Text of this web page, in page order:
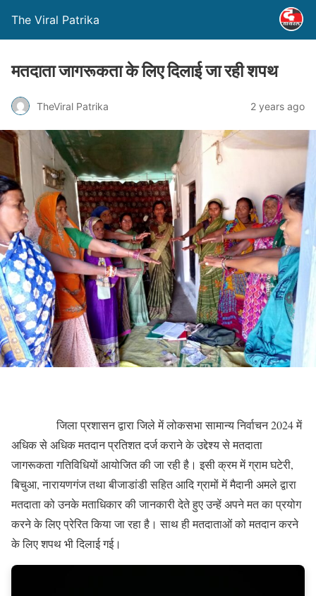
The Viral Patrika
मतदाता जागरूकता के लिए दिलाई जा रही शपथ
TheViral Patrika 2 years ago
जिला प्रशासन द्वारा जिले में लोकसभा सामान्य निर्वाचन 2024 में
अधिक से अधिक मतदान प्रतिशत दर्ज कराने के उद्देश्य से मतदाता
जागरूकता गतिविधियों आयोजित की जा रही है। इसी क्रम में ग्राम घटेरी,
बिचुआ, नारायणगंज तथा बीजाडांडी सहित आदि ग्रामों में मैदानी अमले द्वारा
मतदाता को उनके मताधिकार की जानकारी देते हुए उन्हें अपने मत का प्रयोग
करने के लिए प्रेरित किया जा रहा है। साथ ही मतदाताओं को मतदान करने
के लिए शपथ भी दिलाई गई।